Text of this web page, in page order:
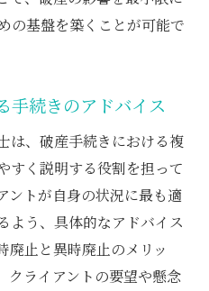
経済生活へのステップ
る経済的再生のヒント
で安心の新生活
的自立を目指す方法
るための弁護士のサポ
の基盤を築くことが可能で
手続きのアドバイス
は、破産手続きにおける複
すく説明する役割を担って
ントが自身の状況に最も適
よう、具体的なアドバイス
廃止と異時廃止のメリッ
クライアントの要望や懸念